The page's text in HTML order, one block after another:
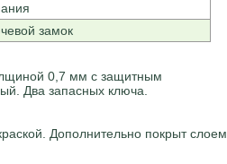
замок
0,7 мм с защитным
Два запасных ключа.
Дополнительно покрыт слоем